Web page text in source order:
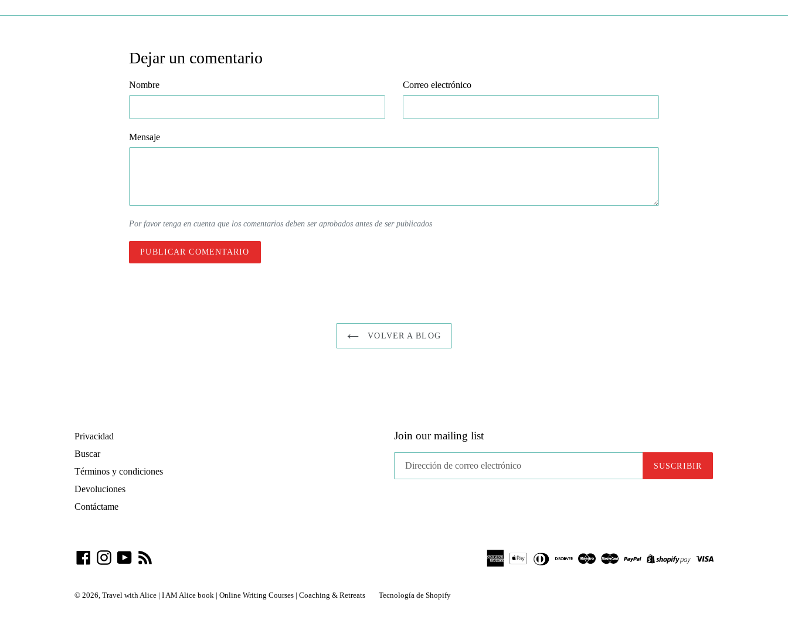
Dejar un comentario
Nombre Correo electrónico
Mensaje
Por favor tenga en cuenta que los comentarios deben ser aprobados antes de ser publicados
VOLVER A BLOG
Privacidad
Buscar
Términos y condiciones
Devoluciones
Contáctame
Join our mailing list
SUSCRIBIR
FacebookInstagram
YouTube
© 2026, Travel with Alice | I AM Alice book | Online Writing Courses | Coaching & Retreats Tecnología de Shopify